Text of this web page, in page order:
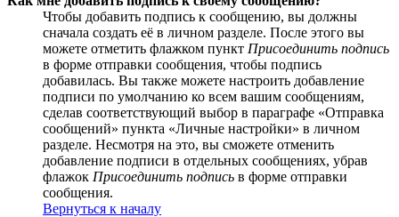
Чтобы добавить подпись к сообщению, вы должны
сначала создать её в личном разделе. После этого вы
можете отметить флажком пункт Присоединить подпись
в форме отправки сообщения, чтобы подпись
добавилась. Вы также можете настроить добавление
подписи по умолчанию ко всем вашим сообщениям,
сделав соответствующий выбор в параграфе «Отправка
сообщений» пункта «Личные настройки» в личном
разделе. Несмотря на это, вы сможете отменить
добавление подписи в отдельных сообщениях, убрав
флажок Присоединить подпись в форме отправки
сообщения.
Вернуться к началу